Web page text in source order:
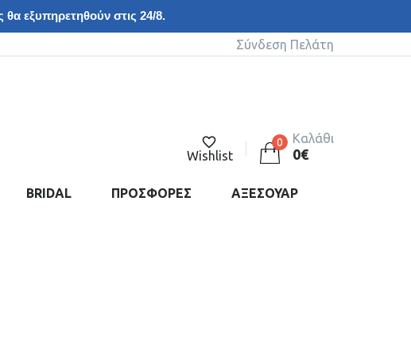
θα εξυπηρετηθούν στις 24/8.
Σύνδεση Πελάτη
Wishlist
0 Καλάθι
0€
BRIDAL ΠΡΟΣΦΟΡΕΣ ΑΞΕΣΟΥΑΡ